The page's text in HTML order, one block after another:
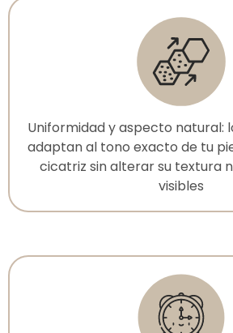
Uniformidad y aspecto natural:
adaptan al tono exacto de tu
cicatriz sin alterar su textura
visibles